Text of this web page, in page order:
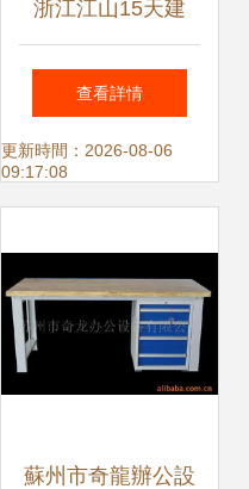
浙江江山15天建
成“共享”口罩廠 辦
公設備變身防疫先
查看詳情
更新時間：2026-08-06
09:17:08
蘇州市奇龍辦公設